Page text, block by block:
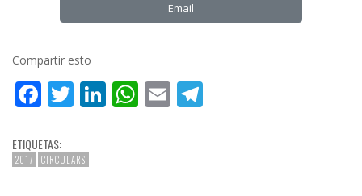
Email
Compartir esto
Facebook
Twitter
LinkedIn
WhatsApp
Email
ETIQUETAS:
2017 CIRCULARS